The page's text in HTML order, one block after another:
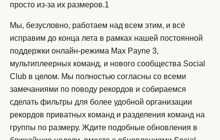
просто из-за их размеров.1
Мы, безусловно, работаем над всем этим, и всё
исправим до конца лета в рамках нашей постоянной
поддержки онлайн-режима Max Payne 3,
мультиплеерных команд, и нового сообщества Social
Club в целом. Мы полностью согласны со всеми
замечаниями по поводу рекордов и собираемся
сделать фильтры для более удобной организации
рекордов приватных команд и разделения команд на
группы по размеру. Ждите подобные обновления в